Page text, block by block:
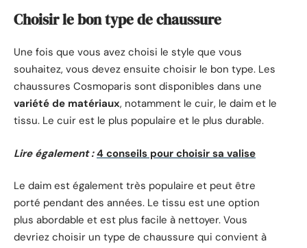
Choisir le bon type de chaussure
Une fois que vous avez choisi le style que vous
souhaitez, vous devez ensuite choisir le bon type. Les
chaussures Cosmoparis sont disponibles dans une
variété de matériaux, notamment le cuir, le daim et le
tissu. Le cuir est le plus populaire et le plus durable.
Lire également : 4 conseils pour choisir sa valise
Le daim est également très populaire et peut être
porté pendant des années. Le tissu est une option
plus abordable et est plus facile à nettoyer. Vous
devriez choisir un type de chaussure qui convient à